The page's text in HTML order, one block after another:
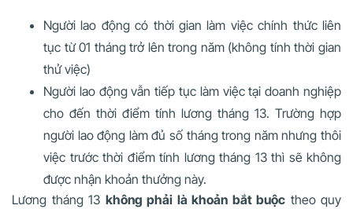
Người lao động có thời gian làm việc chính thức liên
tục từ 01 tháng trở lên trong năm (không tính thời gian
thử việc)
Người lao động vẫn tiếp tục làm việc tại doanh nghiệp
cho đến thời điểm tính lương tháng 13. Trường hợp
người lao động làm đủ số tháng trong năm nhưng thôi
việc trước thời điểm tính lương tháng 13 thì sẽ không
được nhận khoản thưởng này.
Lương tháng 13 không phải là khoản bắt buộc theo quy